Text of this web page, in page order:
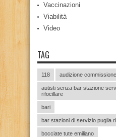
Vaccinazioni
Viabilità
Video
TAG
118 audizione
autisti senza bar stazione
rifocillare
bari
bar stazioni di servizio puglia
bocciate tute emiliano